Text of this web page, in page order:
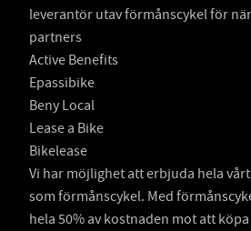
leverantör utav förmånscykel för
partners
Active Benefits
Epassibike
Beny Local
Lease a Bike
Bikelease
Vi har möjlighet att erbjuda hela
som förmånscykel. Med
hela 50% av kostnaden mot att